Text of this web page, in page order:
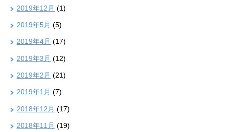
2019年12月 (1)
2019年5月 (5)
2019年4月 (17)
2019年3月 (12)
2019年2月 (21)
2019年1月 (7)
2018年12月 (17)
2018年11月 (19)